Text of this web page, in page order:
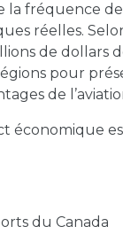
fréquence
réelles.
de
pour
de
économique
du Canada